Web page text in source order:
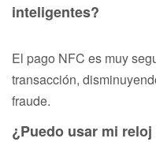
inteligentes?
El pago NFC es muy
transacción,
fraude.
¿Puedo usar mi